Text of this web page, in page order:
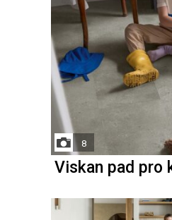
8
Viskan pad pro